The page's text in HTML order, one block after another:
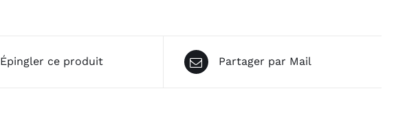
Épingler ce produit Partager par Mail